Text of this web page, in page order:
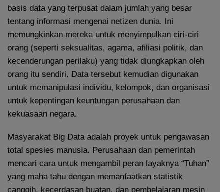
basis data yang terpusat dalam jumlah yang besar
tentang informasi mengenai netizen dunia. Ini
memungkinkan mereka untuk menyimpulkan ciri-ciri
orang (seperti seksualitas, agama, afiliasi politik, dan
kecenderungan perilaku) yang tidak diungkapkan oleh
orang itu sendiri. Data tersebut kemudian digunakan
untuk memanipulasi individu, kelompok, dan organisasi
untuk kepentingan keuntungan perusahaan dan
kekuasaan negara.
Masyarakat Big Data adalah proyek untuk pengawasan
total spesies manusia. Perusahaan dan pemerintah
mencari cara untuk mengambil peran layaknya “Tuhan”
yang maha tahu dengan memanfaatkan statistik
canggih, kecerdasan buatan, dan pembelajaran mesin